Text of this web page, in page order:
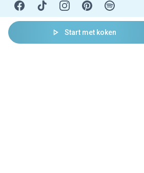
Start met koken